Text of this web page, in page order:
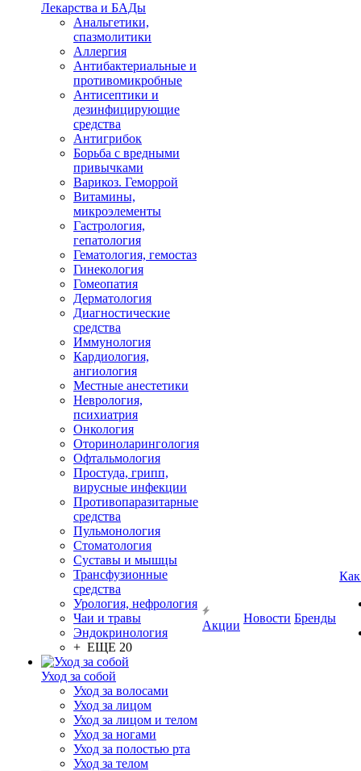
Лекарства и БАДы
Анальгетики,
спазмолитики
Аллергия
Антибактериальные и
противомикробные
Антисептики и
дезинфицирующие
средства
Антигрибок
Борьба с вредными
привычками
Варикоз. Геморрой
Витамины,
микроэлементы
Гастрология,
гепатология
Гематология, гемостаз
Гинекология
Гомеопатия
Дерматология
Диагностические
средства
Иммунология
Кардиология,
ангиология
Местные анестетики
Неврология,
психиатрия
Онкология
Оториноларингология
Офтальмология
Простуда, грипп,
вирусные инфекции
Противопаразитарные
средства
Пульмонология
Стоматология
Суставы и мышцы
Трансфузионные
средства
Урология, нефрология
Чаи и травы
Эндокринология
+ ЕЩЕ 20
Уход за собой
Уход за волосами
Уход за лицом
Уход за лицом и телом
Уход за ногами
Уход за полостью рта
Уход за телом
Акции
Новости Бренды